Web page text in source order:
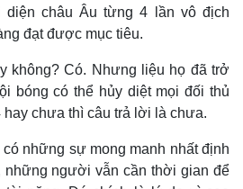
Multimedia
Video
Ảnh
Infographic
diện châu Âu từng 4 lần vô địch
đạt được mục tiêu.
không? Có. Nhưng liệu họ đã trở
bóng có thể hủy diệt mọi đối thủ
chưa thì câu trả lời là chưa.
những sự mong manh nhất định
những người vẫn cần thời gian để